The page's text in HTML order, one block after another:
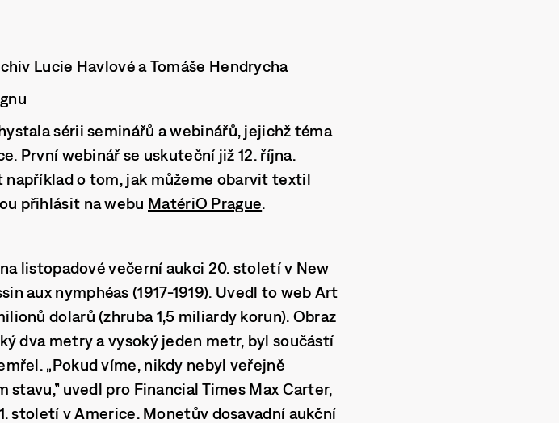
Lucie Havlové a Tomáše Hendrycha
sérii seminářů a webinářů, jejichž téma
První webinář se uskuteční již 12. října.
o tom, jak můžeme obarvit textil
přihlásit na webu MatériO Prague.
listopadové večerní aukci 20. století v New
aux nymphéas (1917-1919). Uvedl to web Art
dolarů (zhruba 1,5 miliardy korun). Obraz
dva metry a vysoký jeden metr, byl součástí
„Pokud víme, nikdy nebyl veřejně
stavu,” uvedl pro Financial Times Max Carter,
století v Americe. Monetův dosavadní aukční